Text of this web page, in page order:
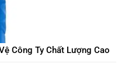
Công Ty Chất Lượng Cao